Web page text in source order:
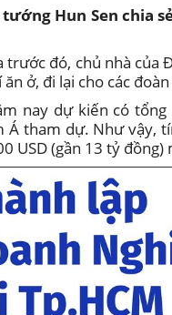
Hun Sen chia
trước đó, chủ nhà của
ở, đi lại cho các
nay dự kiến có
Á tham dự. Như vậy,
USD (gần 13 tỷ đồng)